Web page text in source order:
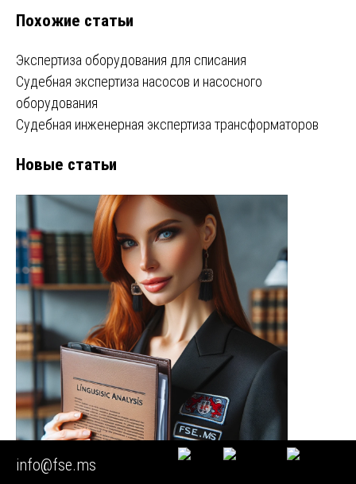
Похожие статьи
Экспертиза оборудования для списания
Судебная экспертиза насосов и насосного
оборудования
Судебная инженерная экспертиза трансформаторов
Новые статьи
info@fse.ms